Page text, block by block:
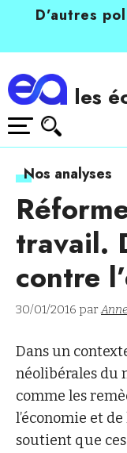
D’autres
les
Nos analyses
travail.
contre
30/01/2016 par
Dans un
néolibérales du
comme les
l’économie et
soutient que